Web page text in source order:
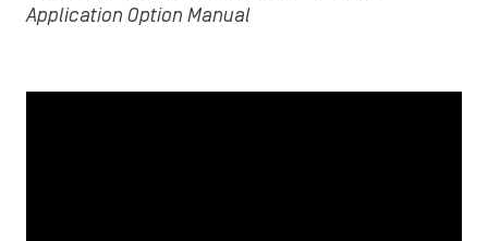
Application Option Manual